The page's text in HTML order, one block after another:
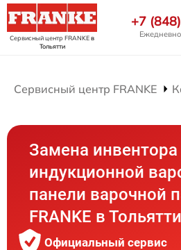
Сервисный центр FRANKEв
Тольятти
+7
Сервисный центр FRANKE
Замена инвентора
индукционной
панели варочной
FRANKE в Тольятти
Официальный сервис